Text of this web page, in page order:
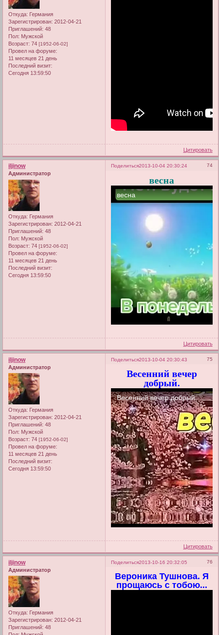
Откуда: Германия
Зарегистрирован: 2012-04-21
Приглашений: 48
Пол: Мужской
Возраст: 74 [1952-06-02]
Провел на форуме:
11 месяцев 21 день
Последний визит:
Сегодня 13:59:50
Цитировать
Поделиться 74
2013-10-04 20:30:24
iljinow
Администратор
Откуда: Германия
Зарегистрирован: 2012-04-21
Приглашений: 48
Пол: Мужской
Возраст: 74 [1952-06-02]
Провел на форуме:
11 месяцев 21 день
Последний визит:
Сегодня 13:59:50
весна
Цитировать
Поделиться 75
2013-10-04 20:30:43
iljinow
Администратор
Откуда: Германия
Зарегистрирован: 2012-04-21
Приглашений: 48
Пол: Мужской
Возраст: 74 [1952-06-02]
Провел на форуме:
11 месяцев 21 день
Последний визит:
Сегодня 13:59:50
Весенний вечер
добрый.
Цитировать
Поделиться 76
2013-10-16 20:32:05
iljinow
Администратор
Откуда: Германия
Зарегистрирован: 2012-04-21
Приглашений: 48
Вероника Тушнова. Я
прощаюсь с тобою...